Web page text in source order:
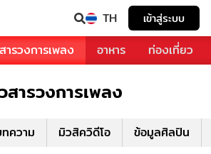
TH เข้าสู่ระบบ
ารวงการเพลง อาหาร ท่องเที่ยว
สารวงการเพลง
ความ มิวสิควิดีโอ ข้อมูลศิลปิน